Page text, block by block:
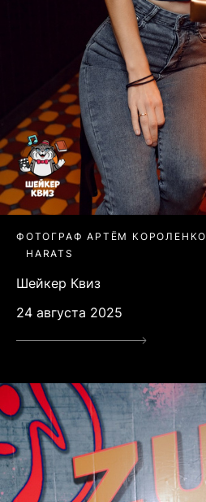
ФОТОГРАФ АРТЁМ КОРОЛЕНКО
HARATS
Шейкер Квиз
24 августа 2025